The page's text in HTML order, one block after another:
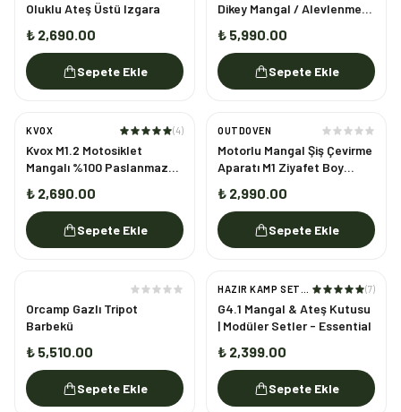
Oluklu Ateş Üstü Izgara
₺ 2,690.00
Sepete Ekle
Dikey Mangal / Alevlenme
₺ 5,990.00
Sepete Ekle
KVOX (4)
Kvox M1.2 Motosiklet
Mangalı %100 Paslanmaz
₺ 2,690.00
Sepete Ekle
OUTDOVEN
Motorlu Mangal Şiş Çevirme
Aparatı M1 Ziyafet Boy
₺ 2,990.00
Sepete Ekle
Orcamp Gazlı Tripot
Barbekü
₺ 5,510.00
Sepete Ekle
(7)
G4.1 Mangal & Ateş Kutusu
| Modüler Setler - Essential
₺ 2,399.00
Sepete Ekle